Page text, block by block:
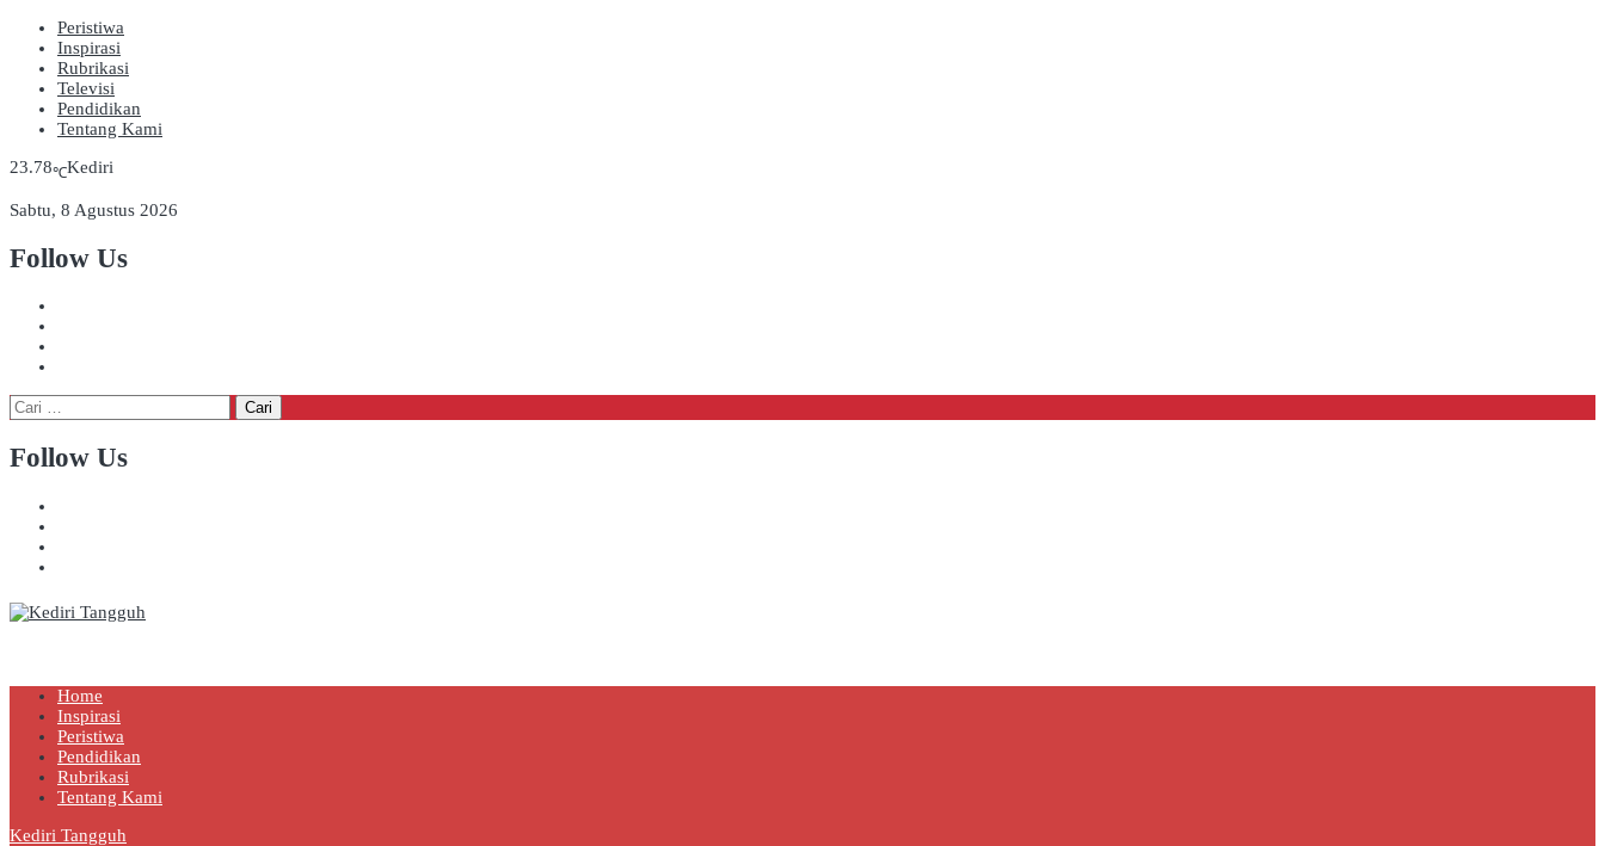
Peristiwa
Inspirasi
Rubrikasi
Televisi
Pendidikan
Tentang Kami
23.78℃Kediri
Sabtu, 8 Agustus 2026
Follow Us
Cari
untuk:
Follow Us
Home
Inspirasi
Peristiwa
Pendidikan
Rubrikasi
Tentang Kami
Kediri Tangguh